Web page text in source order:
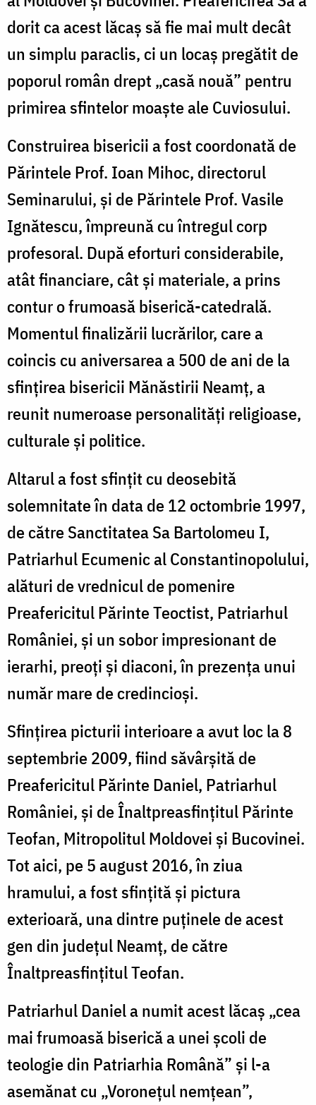
dorit ca acest lăcaș să fie mai mult decât
un simplu paraclis, ci un locaș pregătit de
poporul român drept „casă nouă” pentru
primirea sfintelor moaște ale Cuviosului.
Construirea bisericii a fost coordonată de
Părintele Prof. Ioan Mihoc, directorul
Seminarului, și de Părintele Prof. Vasile
Ignătescu, împreună cu întregul corp
profesoral. După eforturi considerabile,
atât financiare, cât și materiale, a prins
contur o frumoasă biserică-catedrală.
Momentul finalizării lucrărilor, care a
coincis cu aniversarea a 500 de ani de la
sfințirea bisericii Mănăstirii Neamț, a
reunit numeroase personalități religioase,
culturale și politice.
Altarul a fost sfințit cu deosebită
solemnitate în data de 12 octombrie 1997,
de către Sanctitatea Sa Bartolomeu I,
Patriarhul Ecumenic al Constantinopolului,
alături de vrednicul de pomenire
Preafericitul Părinte Teoctist, Patriarhul
României, și un sobor impresionant de
ierarhi, preoți și diaconi, în prezența unui
număr mare de credincioși.
Sfințirea picturii interioare a avut loc la 8
septembrie 2009, fiind săvârșită de
Preafericitul Părinte Daniel, Patriarhul
României, și de Înaltpreasfințitul Părinte
Teofan, Mitropolitul Moldovei și Bucovinei.
Tot aici, pe 5 august 2016, în ziua
hramului, a fost sfințită și pictura
exterioară, una dintre puținele de acest
gen din județul Neamț, de către
Înaltpreasfințitul Teofan.
Patriarhul Daniel a numit acest lăcaș „cea
mai frumoasă biserică a unei școli de
teologie din Patriarhia Română” și l-a
asemănat cu „Voronețul nemțean”,